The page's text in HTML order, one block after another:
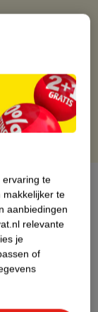
dag in huis
te
te
aanbiedingen
relevante
je
of